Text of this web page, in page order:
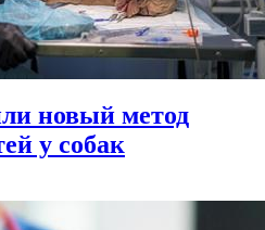
новый метод
у собак